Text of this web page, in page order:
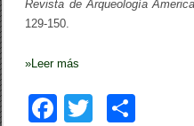
l
Revista de Arqueología
129-150.
»Leer más
F